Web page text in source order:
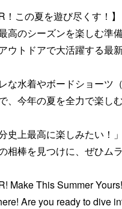
！この夏を遊び尽くす！】
高のシーズンを楽しむ準
ウトドアで大活躍する最
な水着やボードショーツ
、今年の夏を全力で楽し
史上最高に楽しみたい！」
相棒を見つけに、ぜひム
Make This Summer Yours!
Are you ready to dive